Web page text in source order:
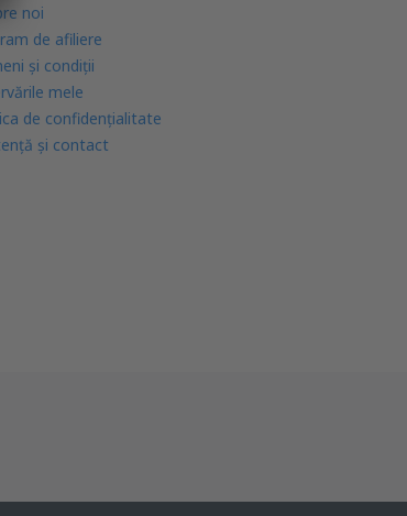
noi
de afiliere
şi condiţii
mele
de confidențialitate
şi contact